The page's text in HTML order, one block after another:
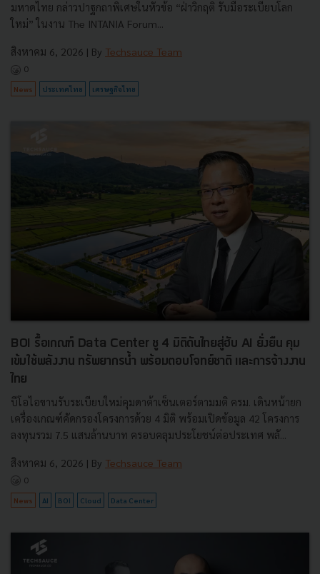
มหาดไทย กล่าวปาฐกถาพิเศษในหัวข้อ “ฝ่าวิกฤติ รับมือระเบียบโลก
ใหม่” ในงาน The INTANIA Forum...
สิงหาคม 6, 2026 | By Techsauce Team
0
News ประเทศไทย เศรษฐกิจไทย
BOI รื้อเกณฑ์ Data Center ชู 4 มิติดันไทยสู่ฮับ AI ยั่งยืน คุม
เข้มใช้พลังงาน ทรัพยากรน้ำ พร้อมตอบโจทย์ชาติ และการจ้างงาน
ไทย
บีโอไอขานรับระเบียบใหม่คุมดาต้าเซ็นเตอร์ตามมติ ครม. เดินหน้ายก
เครื่องเกณฑ์คัดกรองโครงการด้วย 4 มิติ พร้อมเปิดข้อมูล 42 โครงการ
ลงทุนรวม 7.5 แสนล้านบาท ครอบคลุมประโยชน์ต่อประเทศ พลั...
สิงหาคม 6, 2026 | By Techsauce Team
0
News AI BOI Cloud Data Center